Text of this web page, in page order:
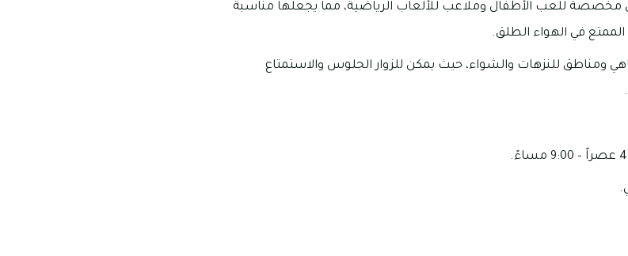
مخصصة للعب الأطفال وملاعب للألعاب الرياضية، مما يجعلها مناسبة
في الهواء الطلق.
ومناطق للنزهات والشواء، حيث يمكن للزوار الجلوس والاستمتاع